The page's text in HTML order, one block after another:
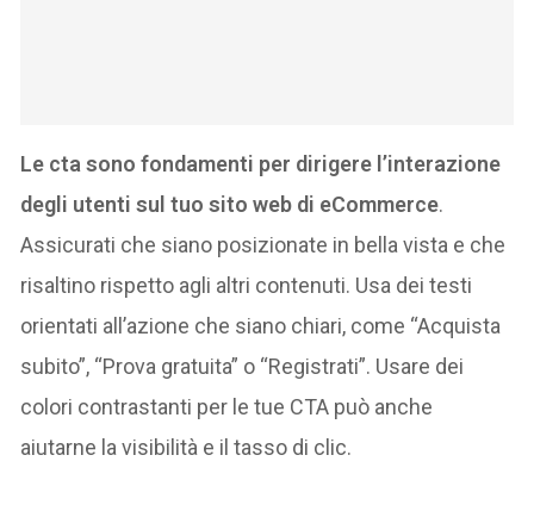
Le cta sono fondamenti per dirigere l’interazione
degli utenti sul tuo sito web di eCommerce.
Assicurati che siano posizionate in bella vista e che
risaltino rispetto agli altri contenuti. Usa dei testi
orientati all’azione che siano chiari, come “Acquista
subito”, “Prova gratuita” o “Registrati”. Usare dei
colori contrastanti per le tue CTA può anche
aiutarne la visibilità e il tasso di clic.